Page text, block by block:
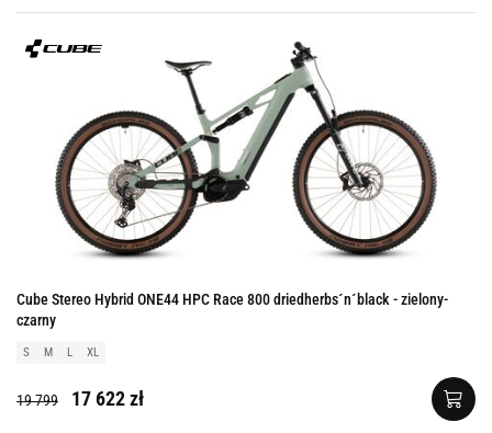
Cube Stereo Hybrid ONE44 HPC Race 800 driedherbs´n´black - zielony-
czarny
S M L XL
19 799 17 622 zł